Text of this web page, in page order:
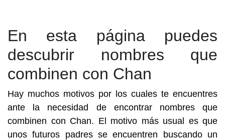
En esta página puedes
descubrir nombres que
combinen con Chan
Hay muchos motivos por los cuales te encuentres
ante la necesidad de encontrar nombres que
combinen con Chan. El motivo más usual es que
unos futuros padres se encuentren buscando un